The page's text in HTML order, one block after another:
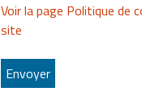
Voir la page Politique de
site